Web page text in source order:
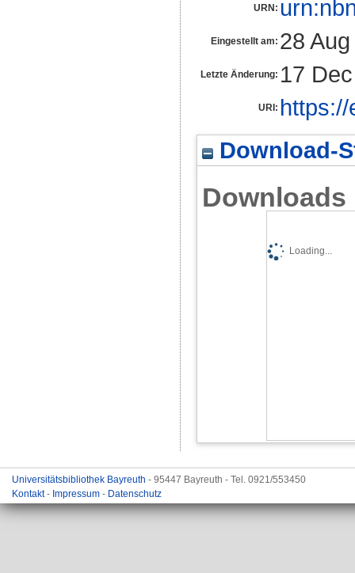
URN:
Eingestellt am: 28
Letzte Änderung: 17
URI:
Download-
Downloads
Loading...
Universitätsbibliothek Bayreuth - 95447 Bayreuth - Tel. 0921/553450
Kontakt- Impressum - Datenschutz